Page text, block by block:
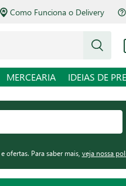
Como Funciona o Delivery
MERCEARIA IDEIAS DE
Para saber mais, veja nossa